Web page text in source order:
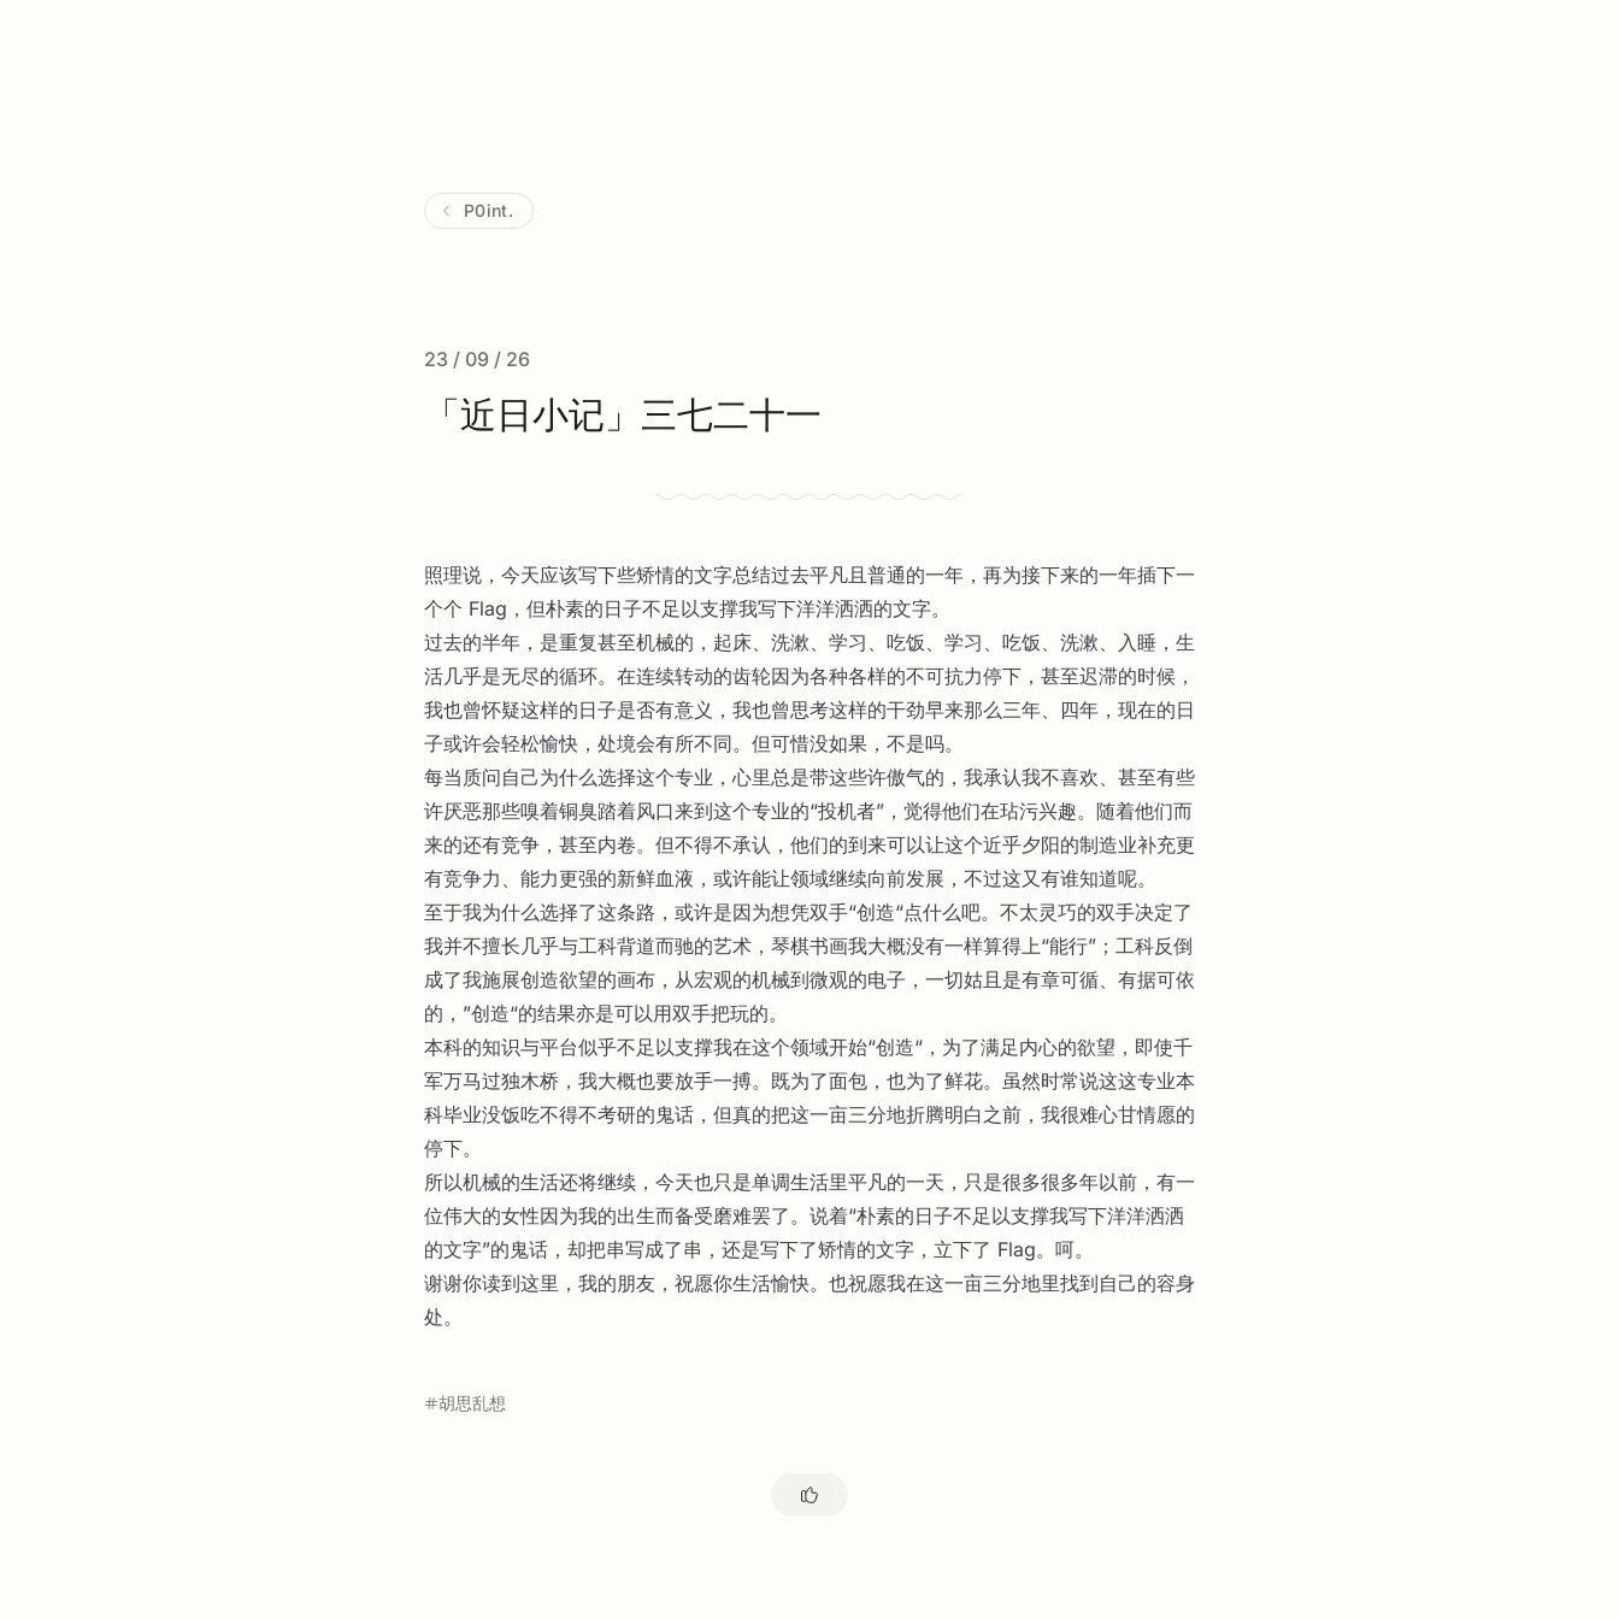
P0int.
23 / 09 / 26
「近日小记」三七二十一
照理说，今天应该写下些矫情的文字总结过去平凡且普通的一年，再为接下来的一年插下一
个个 Flag，但朴素的日子不足以支撑我写下洋洋洒洒的文字。
过去的半年，是重复甚至机械的，起床、洗漱、学习、吃饭、学习、吃饭、洗漱、入睡，生
活几乎是无尽的循环。在连续转动的齿轮因为各种各样的不可抗力停下，甚至迟滞的时候，
我也曾怀疑这样的日子是否有意义，我也曾思考这样的干劲早来那么三年、四年，现在的日
子或许会轻松愉快，处境会有所不同。但可惜没如果，不是吗。
每当质问自己为什么选择这个专业，心里总是带这些许傲气的，我承认我不喜欢、甚至有些
许厌恶那些嗅着铜臭踏着风口来到这个专业的“投机者”，觉得他们在玷污兴趣。随着他们而
来的还有竞争，甚至内卷。但不得不承认，他们的到来可以让这个近乎夕阳的制造业补充更
有竞争力、能力更强的新鲜血液，或许能让领域继续向前发展，不过这又有谁知道呢。
至于我为什么选择了这条路，或许是因为想凭双手“创造“点什么吧。不太灵巧的双手决定了
我并不擅长几乎与工科背道而驰的艺术，琴棋书画我大概没有一样算得上“能行”；工科反倒
成了我施展创造欲望的画布，从宏观的机械到微观的电子，一切姑且是有章可循、有据可依
的，”创造“的结果亦是可以用双手把玩的。
本科的知识与平台似乎不足以支撑我在这个领域开始“创造“，为了满足内心的欲望，即使千
军万马过独木桥，我大概也要放手一搏。既为了面包，也为了鲜花。虽然时常说这这专业本
科毕业没饭吃不得不考研的鬼话，但真的把这一亩三分地折腾明白之前，我很难心甘情愿的
停下。
所以机械的生活还将继续，今天也只是单调生活里平凡的一天，只是很多很多年以前，有一
位伟大的女性因为我的出生而备受磨难罢了。说着“朴素的日子不足以支撑我写下洋洋洒洒
的文字”的鬼话，却把串写成了串，还是写下了矫情的文字，立下了 Flag。呵。
谢谢你读到这里，我的朋友，祝愿你生活愉快。也祝愿我在这一亩三分地里找到自己的容身
处。
胡思乱想